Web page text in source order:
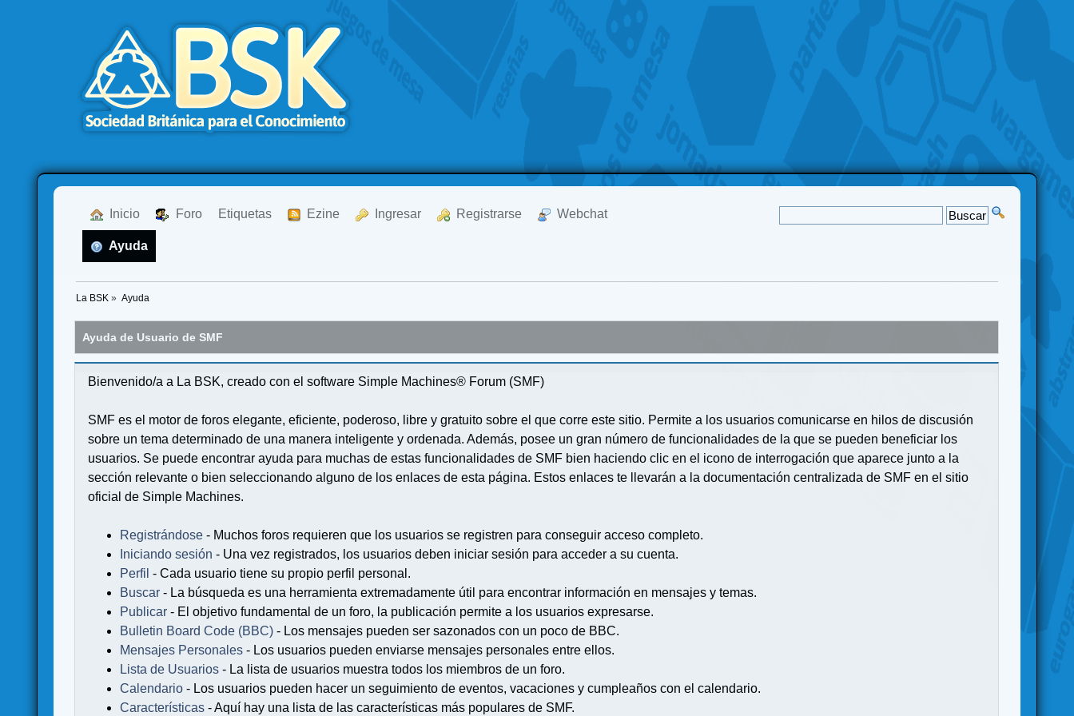
Inicio Foro Etiquetas Ezine Ingresar Registrarse Webchat
Ayuda
La BSK » Ayuda
Ayuda de Usuario de SMF
Bienvenido/a a La BSK, creado con el software Simple Machines® Forum (SMF)
SMF es el motor de foros elegante, eficiente, poderoso, libre y gratuito sobre el que corre este sitio. Permite a los usuarios comunicarse en hilos de discusión
sobre un tema determinado de una manera inteligente y ordenada. Además, posee un gran número de funcionalidades de la que se pueden beneficiar los
usuarios. Se puede encontrar ayuda para muchas de estas funcionalidades de SMF bien haciendo clic en el icono de interrogación que aparece junto a la
sección relevante o bien seleccionando alguno de los enlaces de esta página. Estos enlaces te llevarán a la documentación centralizada de SMF en el sitio
oficial de Simple Machines.
Registrándose - Muchos foros requieren que los usuarios se registren para conseguir acceso completo.
Iniciando sesión - Una vez registrados, los usuarios deben iniciar sesión para acceder a su cuenta.
Perfil - Cada usuario tiene su propio perfil personal.
Buscar - La búsqueda es una herramienta extremadamente útil para encontrar información en mensajes y temas.
Publicar - El objetivo fundamental de un foro, la publicación permite a los usuarios expresarse.
Bulletin Board Code (BBC)- Los mensajes pueden ser sazonados con un poco de BBC.
Mensajes Personales - Los usuarios pueden enviarse mensajes personales entre ellos.
Lista de Usuarios - La lista de usuarios muestra todos los miembros de un foro.
Calendario - Los usuarios pueden hacer un seguimiento de eventos, vacaciones y cumpleaños con el calendario.
Características - Aquí hay una lista de las características más populares de SMF.